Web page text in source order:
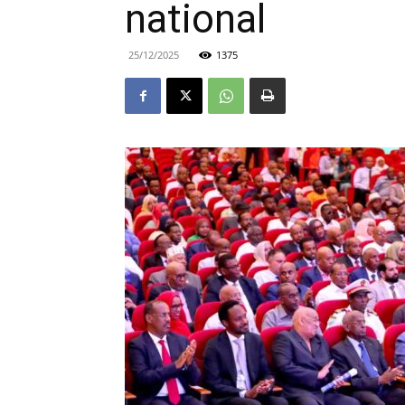
national
25/12/2025 1375